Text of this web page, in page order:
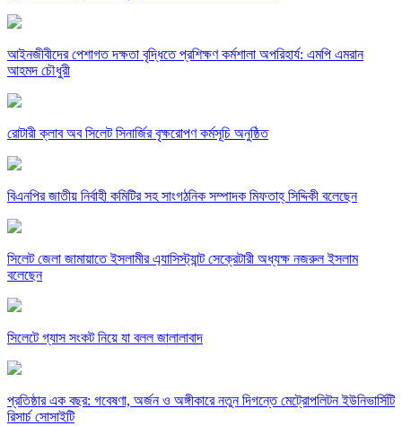
‎আইনজীবীদের পেশাগত দক্ষতা বৃদ্ধিতে প্রশিক্ষণ কর্মশালা অপরিহার্য: এমপি এমরান
আহমদ চৌধুরী
রোটারী ক্লাব অব সিলেট সিনার্জির বৃক্ষরোপণ কর্মসূচি অনুষ্ঠিত
বিএনপির জাতীয় নির্বাহী কমিটির সহ সাংগঠনিক সম্পাদক মিফতাহ্ সিদ্দিকী বলেছেন
সিলেট জেলা জামায়াতে ইসলামীর এ্যাসিস্ট্যান্ট সেক্রেটারী অধ্যক্ষ নজরুল ইসলাম
বলেছেন
সিলেটে গ্যাস সংকট নিয়ে যা বলল জালালাবাদ
প্রতিষ্ঠার এক বছর: গবেষণা, অর্জন ও অঙ্গীকারে নতুন দিগন্তে মেট্রোপলিটন ইউনিভার্সিটি
রিসার্চ সোসাইটি